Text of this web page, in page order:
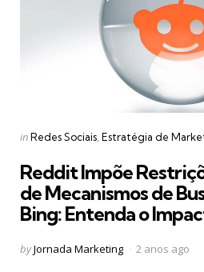
Categories
Posted
inRedes Sociais Estratégia de
Reddit Impõe
de Mecanismos de
Bing: Entenda o
Posted
byJornada Marketing 2 anos ago